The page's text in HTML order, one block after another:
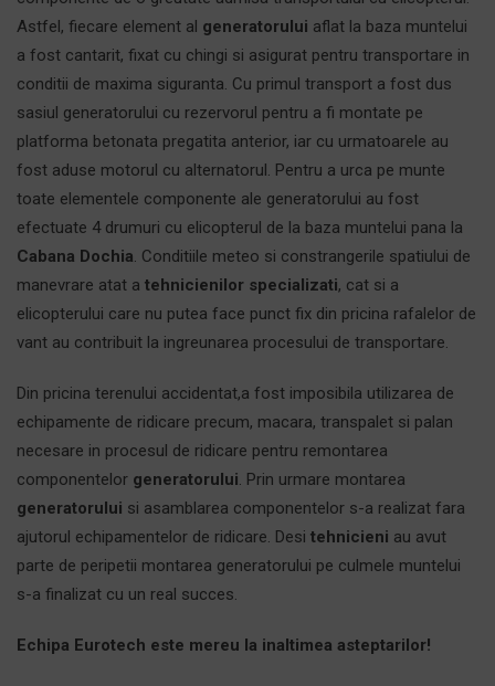
Astfel, fiecare element al generatorului aflat la baza muntelui
a fost cantarit, fixat cu chingi si asigurat pentru transportare in
conditii de maxima siguranta. Cu primul transport a fost dus
sasiul generatorului cu rezervorul pentru a fi montate pe
platforma betonata pregatita anterior, iar cu urmatoarele au
fost aduse motorul cu alternatorul. Pentru a urca pe munte
toate elementele componente ale generatorului au fost
efectuate 4 drumuri cu elicopterul de la baza muntelui pana la
Cabana Dochia. Conditiile meteo si constrangerile spatiului de
manevrare atat a tehnicienilor specializati, cat si a
elicopterului care nu putea face punct fix din pricina rafalelor de
vant au contribuit la ingreunarea procesului de transportare.
Din pricina terenului accidentat,a fost imposibila utilizarea de
echipamente de ridicare precum, macara, transpalet si palan
necesare in procesul de ridicare pentru remontarea
componentelor generatorului. Prin urmare montarea
generatorului si asamblarea componentelor s-a realizat fara
ajutorul echipamentelor de ridicare. Desi tehnicieni au avut
parte de peripetii montarea generatorului pe culmele muntelui
s-a finalizat cu un real succes.
Echipa Eurotech este mereu la inaltimea asteptarilor!